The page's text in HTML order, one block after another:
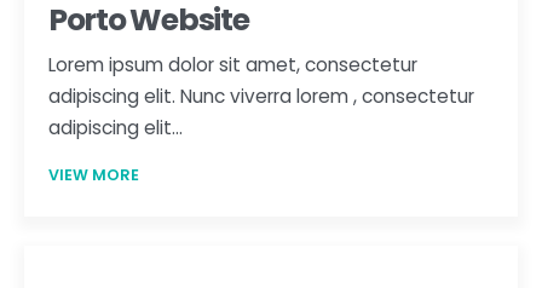
Porto Website
Lorem ipsum dolor sit amet, consectetur
adipiscing elit. Nunc viverra lorem , consectetur
adipiscing elit…
VIEW MORE